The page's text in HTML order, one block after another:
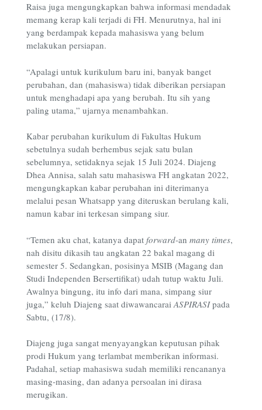
Raisa juga mengungkapkan bahwa informasi mendadak
memang kerap kali terjadi di FH. Menurutnya, hal ini
yang berdampak kepada mahasiswa yang belum
melakukan persiapan.
“Apalagi untuk kurikulum baru ini, banyak banget
perubahan, dan (mahasiswa) tidak diberikan persiapan
untuk menghadapi apa yang berubah. Itu sih yang
paling utama,” ujarnya menambahkan.
Kabar perubahan kurikulum di Fakultas Hukum
sebetulnya sudah berhembus sejak satu bulan
sebelumnya, setidaknya sejak 15 Juli 2024. Diajeng
Dhea Annisa, salah satu mahasiswa FH angkatan 2022,
mengungkapkan kabar perubahan ini diterimanya
melalui pesan Whatsapp yang diteruskan berulang kali,
namun kabar ini terkesan simpang siur.
“Temen aku chat, katanya dapat forward-an many times,
nah disitu dikasih tau angkatan 22 bakal magang di
semester 5. Sedangkan, posisinya MSIB (Magang dan
Studi Independen Bersertifikat) udah tutup waktu Juli.
Awalnya bingung, itu info dari mana, simpang siur
juga,” keluh Diajeng saat diwawancarai ASPIRASIpada
Sabtu, (17/8).
Diajeng juga sangat menyayangkan keputusan pihak
prodi Hukum yang terlambat memberikan informasi.
Padahal, setiap mahasiswa sudah memiliki rencananya
masing-masing, dan adanya persoalan ini dirasa
merugikan.